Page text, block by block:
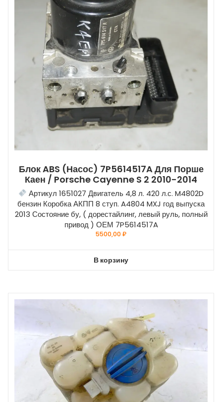
Блок ABS (насос) 7P5614517A Для Порше
Каен / Porsche Cayenne S 2 2010-2014
Артикул 1651027 Двигатель 4,8 л. 420 л.с. M4802D
бензин Коробка АКПП 8 ступ. A4804 MXJ год выпуска
2013 Состояние бу, ( дорестайлинг, левый руль, полный
привод ) ОЕМ 7P5614517A
5500,00₽
В корзину